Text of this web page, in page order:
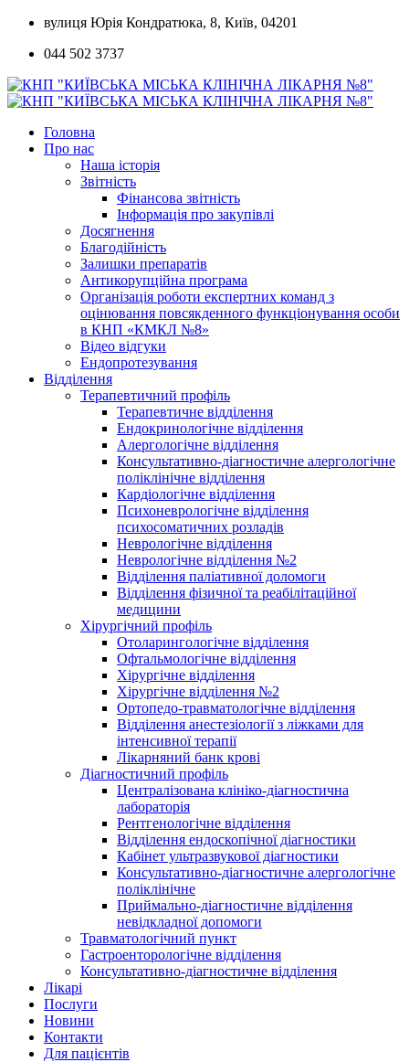
Skip
content
вулиця Юрія Кондратюка, 8, Київ, 04201
044 502 3737
Головна
Про нас
Наша історія
Звітність
Фінансова звітність
Інформація про закупівлі
Досягнення
Благодійність
Залишки препаратів
Антикорупційна програма
Організація роботи експертних команд з
оцінювання повсякденного функціонування особи
в КНП «КМКЛ №8»
Відео відгуки
Ендопротезування
Відділення
Терапевтичний профіль
Терапевтичне відділення
Ендокринологічне відділення
Алергологічне відділення
Консультативно-діагностичне алергологічне
поліклінічне відділення
Кардіологічне відділення
Психоневрологічне відділення
психосоматичних розладів
Неврологічне відділення
Неврологічне відділення №2
Відділення паліативної доломоги
Відділення фізичної та реабілітаційної
медицини
Хірургічний профіль
Отоларингологічне відділення
Офтальмологічне відділення
Хірургічне відділення
Хірургічне відділення №2
Ортопедо-травматологічне відділення
Відділення анестезіології з ліжками для
інтенсивної терапії
Лікарняний банк крові
Діагностичний профіль
Централізована клініко-діагностична
лабораторія
Рентгенологічне відділення
Відділення ендоскопічної діагностики
Кабінет ультразвукової діагностики
Консультативно-діагностичне алергологічне
поліклінічне
Приймально-діагностичне відділення
невідкладної допомоги
Травматологічний пункт
Гастроенторологічне відділення
Консультативно-діагностичне відділення
Лікарі
Послуги
Новини
Контакти
Для пацієнтів